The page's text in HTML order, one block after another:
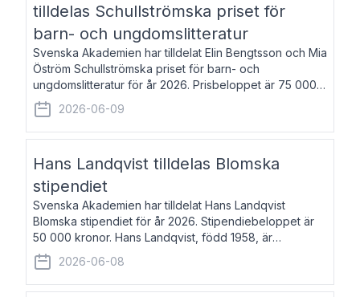
tilldelas Schullströmska priset för
barn- och ungdomslitteratur
Svenska Akademien har tilldelat Elin Bengtsson och Mia
Öström Schullströmska priset för barn- och
ungdomslitteratur för år 2026. Prisbeloppet är 75 000
kronor vardera. Elin Bengtsson, född 1987, är författare
och forskare i genusvetenskap.
2026-06-09
Hans Landqvist tilldelas Blomska
stipendiet
Svenska Akademien har tilldelat Hans Landqvist
Blomska stipendiet för år 2026. Stipendiebeloppet är
50 000 kronor. Hans Landqvist, född 1958, är
professor i svenska vid Göteborgs universitet. Han
disputerade år 2000 på avhandlingen Författn
2026-06-08